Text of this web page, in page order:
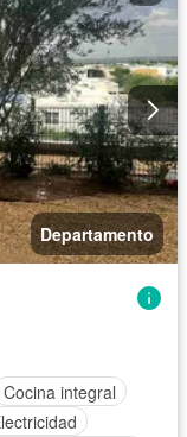
Departamento
Cocina integral